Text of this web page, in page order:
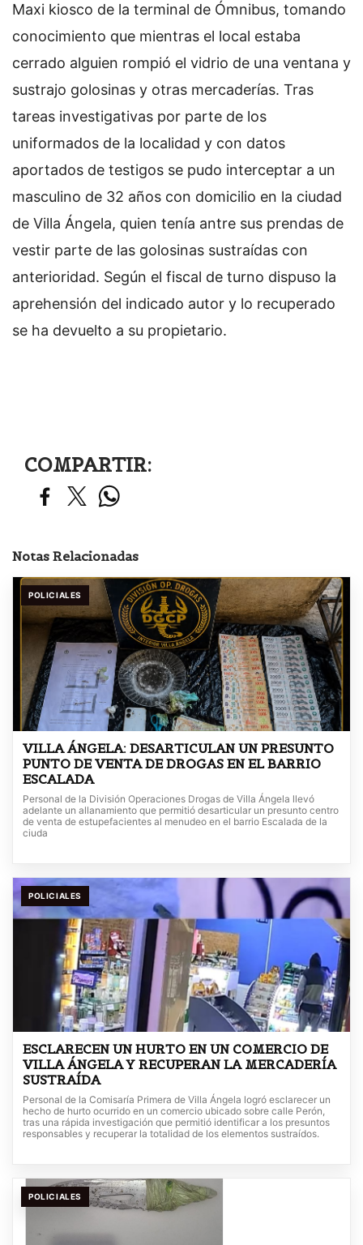
Maxi kiosco de la terminal de Ómnibus, tomando
conocimiento que mientras el local estaba
cerrado alguien rompió el vidrio de una ventana y
sustrajo golosinas y otras mercaderías. Tras
tareas investigativas por parte de los
uniformados de la localidad y con datos
aportados de testigos se pudo interceptar a un
masculino de 32 años con domicilio en la ciudad
de Villa Ángela, quien tenía antre sus prendas de
vestir parte de las golosinas sustraídas con
anterioridad. Según el fiscal de turno dispuso la
aprehensión del indicado autor y lo recuperado
se ha devuelto a su propietario.
COMPARTIR:
Notas Relacionadas
POLICIALES
VILLA ÁNGELA: DESARTICULAN UN PRESUNTO
PUNTO DE VENTA DE DROGAS EN EL BARRIO
ESCALADA
Personal de la División Operaciones Drogas de Villa Ángela llevó
adelante un allanamiento que permitió desarticular un presunto centro
de venta de estupefacientes al menudeo en el barrio Escalada de la
ciuda
POLICIALES
ESCLARECEN UN HURTO EN UN COMERCIO DE
VILLA ÁNGELA Y RECUPERAN LA MERCADERÍA
SUSTRAÍDA
Personal de la Comisaría Primera de Villa Ángela logró esclarecer un
hecho de hurto ocurrido en un comercio ubicado sobre calle Perón,
tras una rápida investigación que permitió identificar a los presuntos
responsables y recuperar la totalidad de los elementos sustraídos.
POLICIALES